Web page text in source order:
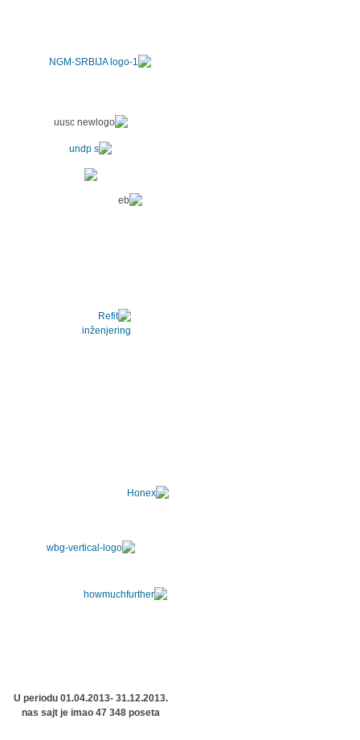
U periodu 01.04.2013- 31.12.2013.
nas sajt je imao 47 348 poseta